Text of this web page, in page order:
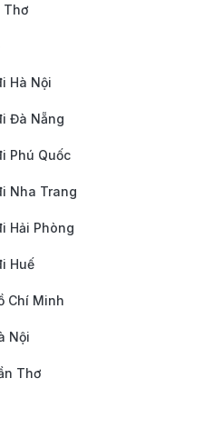
International Airport)
đảo Phuket và khu vực
trong những sân bay
với các chuyến bay quốc
quốc tế Phuket.
Thalang, Phuket
thành phố Phuket
phương tiện di chuyển
Thơ
Hà Nội
Đà Nẵng
Phú Quốc
Nha Trang
Hải Phòng
Huế
Chí Minh
Nội
Thơ